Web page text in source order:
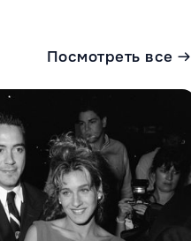
Посмотреть все